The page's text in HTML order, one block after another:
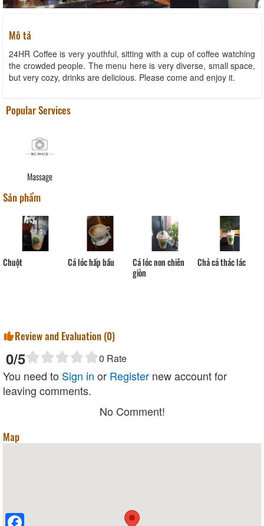
Mô tả
24HR Coffee is very youthful, sitting with a cup of coffee watching
the crowded people. The menu here is very diverse, small space,
but very cozy, drinks are delicious. Please come and enjoy it.
Popular Services
Massage
Sản phẩm
Chuột Cá lóc hấp bầu
Cá lóc non chiên
giòn
Chả cá thác lác
Review and Evaluation (0)
0/5 0 Rate
You need to Sign in or Register new account for
leaving comments.
No Comment!
Map